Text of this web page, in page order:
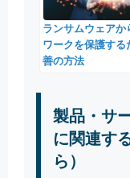
ランサムウェアか
ワークを保護する
善の方法
製品・サ
に関連す
ら）